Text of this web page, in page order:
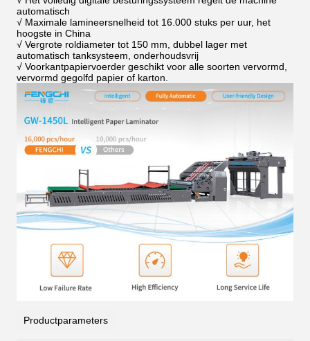
automatisch
√ Maximale lamineersnelheid tot 16.000 stuks per uur, het
hoogste in China
√ Vergrote roldiameter tot 150 mm, dubbel lager met
automatisch tanksysteem, onderhoudsvrij
√ Voorkantpapiervoerder geschikt voor alle soorten vervormd,
vervormd gegolfd papier of karton.
Productparameters